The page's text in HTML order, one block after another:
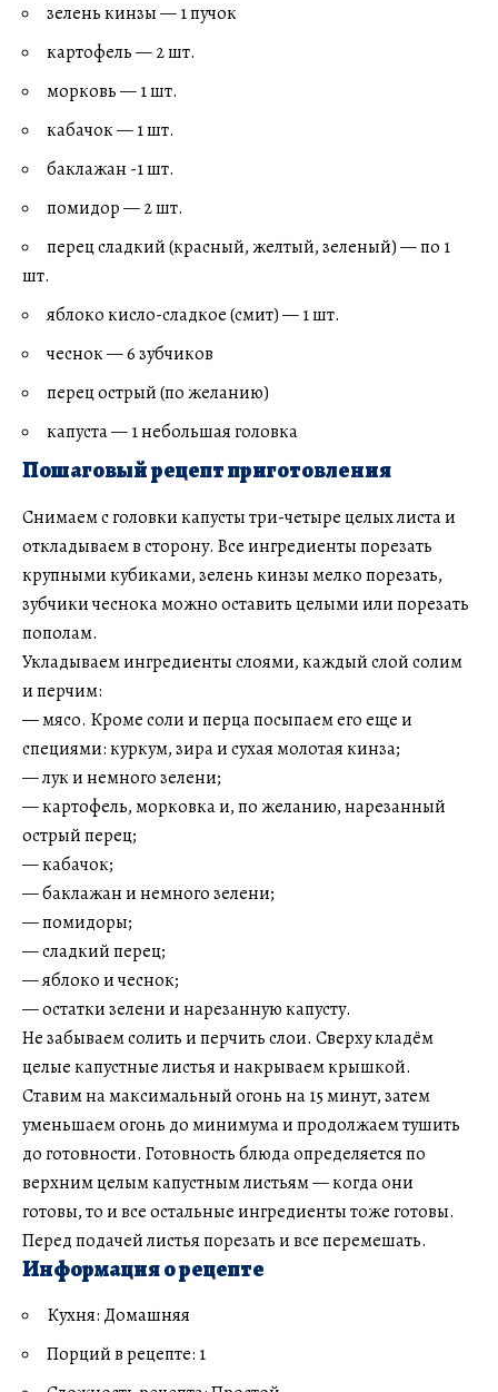
зелень кинзы — 1 пучок
картофель — 2 шт.
морковь — 1 шт.
кабачок — 1 шт.
баклажан -1 шт.
помидор — 2 шт.
перец сладкий (красный, желтый, зеленый) — по 1
шт.
яблоко кисло-сладкое (смит) — 1 шт.
чеснок — 6 зубчиков
перец острый (по желанию)
капуста — 1 небольшая головка
Пошаговый рецепт приготовления
Снимаем с головки капусты три-четыре целых листа и
откладываем в сторону. Все ингредиенты порезать
крупными кубиками, зелень кинзы мелко порезать,
зубчики чеснока можно оставить целыми или порезать
пополам.
Укладываем ингредиенты слоями, каждый слой солим
и перчим:
— мясо. Кроме соли и перца посыпаем его еще и
специями: куркум, зира и сухая молотая кинза;
— лук и немного зелени;
— картофель, морковка и, по желанию, нарезанный
острый перец;
— кабачок;
— баклажан и немного зелени;
— помидоры;
— сладкий перец;
— яблоко и чеснок;
— остатки зелени и нарезанную капусту.
Не забываем солить и перчить слои. Сверху кладём
целые капустные листья и накрываем крышкой.
Ставим на максимальный огонь на 15 минут, затем
уменьшаем огонь до минимума и продолжаем тушить
до готовности. Готовность блюда определяется по
верхним целым капустным листьям — когда они
готовы, то и все остальные ингредиенты тоже готовы.
Перед подачей листья порезать и все перемешать.
Информация о рецепте
Кухня: Домашняя
Порций в рецепте: 1